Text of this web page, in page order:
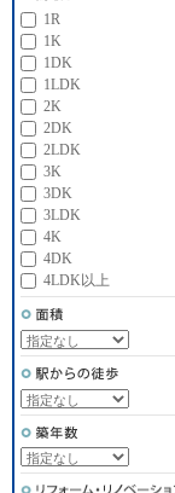
1R
1K
1DK
1LDK
2K
2DK
2LDK
3K
3DK
3LDK
4K
4DK
4LDK以上